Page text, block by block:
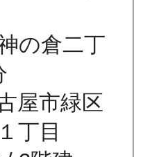
の倉二丁
屋市緑区
丁目